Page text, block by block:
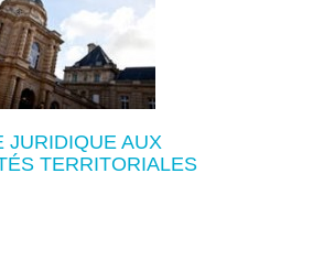
JURIDIQUE AUX
TERRITORIALES